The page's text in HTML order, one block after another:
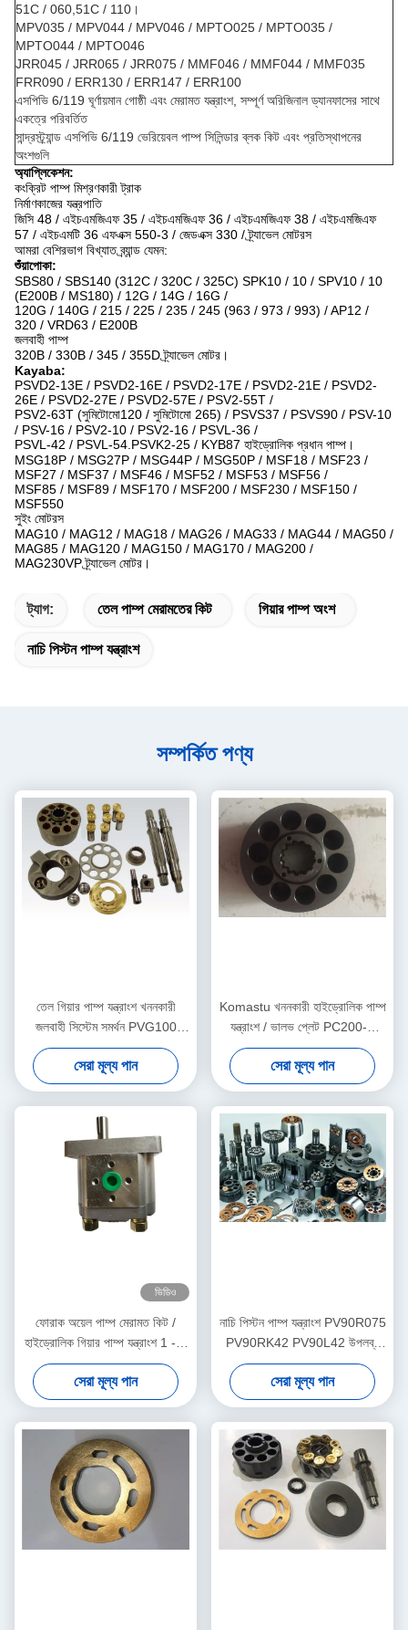
51C / 060,51C / 110।
MPV035 / MPV044 / MPV046 / MPTO025 / MPTO035 /
MPTO044 / MPTO046
JRR045 / JRR065 / JRR075 / MMF046 / MMF044 / MMF035
FRR090 / ERR130 / ERR147 / ERR100
এসপিভি 6/119 ঘূর্ণায়মান গোষ্ঠী এবং মেরামত যন্ত্রাংশ, সম্পূর্ণ অরিজিনাল ড্যানফাসের সাথে
একত্রে পরিবর্তিত
সান্দ্রস্ট্র্যান্ড এসপিভি 6/119 ভেরিয়েবল পাম্প সিলিন্ডার ব্লক কিট এবং প্রতিস্থাপনের
অংশগুলি
অ্যাপ্লিকেশন:
কংক্রিট পাম্প মিশ্রণকারী ট্রাক
নির্মাণকাজের যন্ত্রপাতি
জিসি 48 / এইচএমজিএফ 35 / এইচএমজিএফ 36 / এইচএমজিএফ 38 / এইচএমজিএফ
57 / এইচএমটি 36 এফএক্স 550-3 / জেডএক্স 330 / ট্র্যাভেল মোটরস
আমরা বেশিরভাগ বিখ্যাত ব্র্যান্ড যেমন:
শুঁয়াপোকা:
SBS80 / SBS140 (312C / 320C / 325C) SPK10 / 10 / SPV10 / 10
(E200B / MS180) / 12G / 14G / 16G /
120G / 140G / 215 / 225 / 235 / 245 (963 / 973 / 993) / AP12 /
320 / VRD63 / E200B
জলবাহী পাম্প
320B / 330B / 345 / 355D ট্র্যাভেল মোটর।
Kayaba:
PSVD2-13E / PSVD2-16E / PSVD2-17E / PSVD2-21E / PSVD2-
26E / PSVD2-27E / PSVD2-57E / PSV2-55T /
PSV2-63T (সুমিটোমো120 / সুমিটোমো 265) / PSVS37 / PSVS90 / PSV-10
/ PSV-16 / PSV2-10 / PSV2-16 / PSVL-36 /
PSVL-42 / PSVL-54.PSVK2-25 / KYB87 হাইড্রোলিক প্রধান পাম্প।
MSG18P / MSG27P / MSG44P / MSG50P / MSF18 / MSF23 /
MSF27 / MSF37 / MSF46 / MSF52 / MSF53 / MSF56 /
MSF85 / MSF89 / MSF170 / MSF200 / MSF230 / MSF150 /
MSF550
সুইং মোটরস
MAG10 / MAG12 / MAG18 / MAG26 / MAG33 / MAG44 / MAG50 /
MAG85 / MAG120 / MAG150 / MAG170 / MAG200 /
MAG230VP ট্র্যাভেল মোটর।
ট্যাগ: তেল পাম্প মেরামতের কিট গিয়ার পাম্প অংশ
নাচি পিস্টন পাম্প যন্ত্রাংশ
সম্পর্কিত পণ্য
তেল গিয়ার পাম্প যন্ত্রাংশ খননকারী
জলবাহী সিস্টেম সমর্থন PVG100
PVG120 PVG075
সেরা মূল্য পান
Komastu খননকারী হাইড্রোলিক পাম্প
যন্ত্রাংশ / ভালভ প্লেট PC200-7
PC220 কাস্টমাইজড
সেরা মূল্য পান
ভিডিও
ফোরাক অয়েল পাম্প মেরামত কিট /
হাইড্রোলিক গিয়ার পাম্প যন্ত্রাংশ 1 - 3
কার্যদিবসের শিপিং
সেরা মূল্য পান
নাচি পিস্টন পাম্প যন্ত্রাংশ PV90R075
PV90RK42 PV90L42 উপলব্ধ
ISO শংসাপত্র
সেরা মূল্য পান